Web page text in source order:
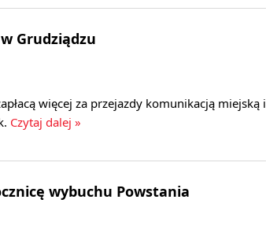
Grudziądzu
więcej za przejazdy komunikacją miejską i
Czytaj dalej »
wybuchu Powstania